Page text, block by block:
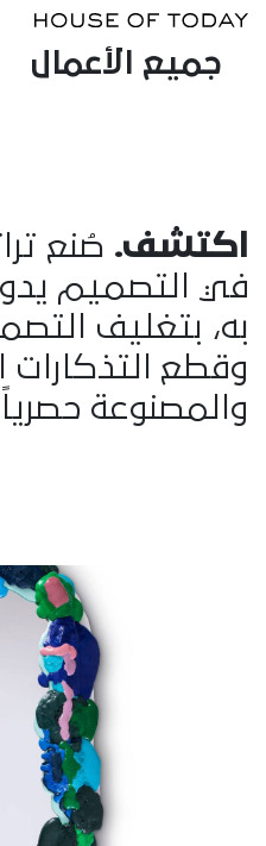
جميع الأعمال
اكتشف. صُنع
في التصميم
به، بتغليف
وقطع التذكارات
والمصنوعة